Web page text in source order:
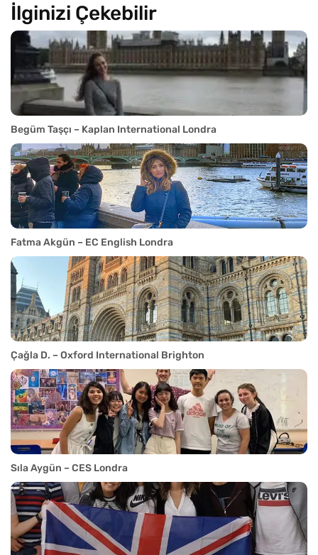
İlginizi Çekebilir
Begüm Taşçı – Kaplan International Londra
Fatma Akgün – EC English Londra
Çağla D. – Oxford International Brighton
Sıla Aygün – CES Londra